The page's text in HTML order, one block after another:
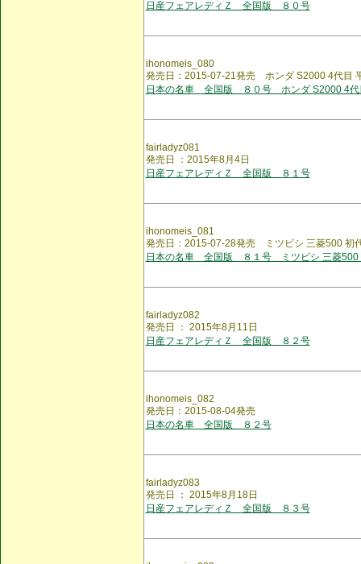
日産フェアレディＺ 全国版 ８０号
ihonomeis_080
発売日：2015-07-21発売 ホンダ S2000 4代目
日本の名車 全国版 ８０号 ホンダ S2000 4代
fairladyz081
発売日 ：2015年8月4日
日産フェアレディＺ 全国版 ８１号
ihonomeis_081
発売日：2015-07-28発売 ミツビシ 三菱500 初
日本の名車 全国版 ８１号 ミツビシ 三菱500
fairladyz082
発売日 ： 2015年8月11日
日産フェアレディＺ 全国版 ８２号
ihonomeis_082
発売日：2015-08-04発売
日本の名車 全国版 ８２号
fairladyz083
発売日 ： 2015年8月18日
日産フェアレディＺ 全国版 ８３号